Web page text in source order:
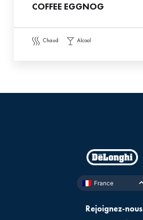
COFFEE EGGNOG
chaud alcool
France
Rejoignez-nous